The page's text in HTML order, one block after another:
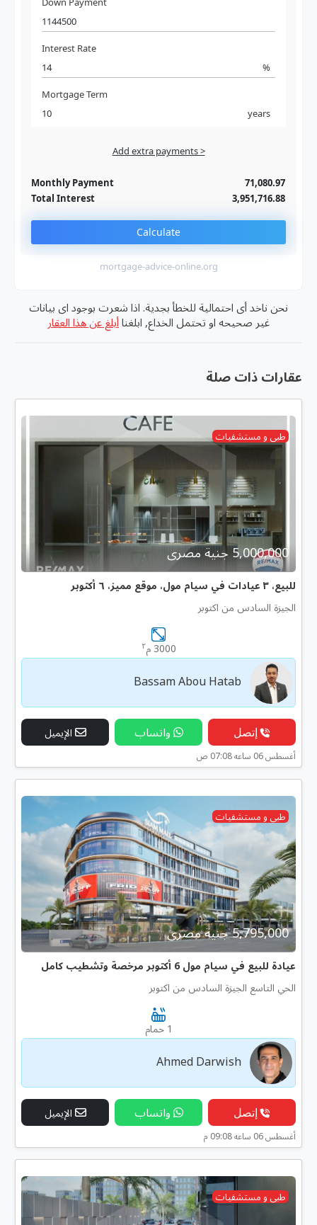
Interest Rate
%
Mortgage Term
years
Add extra payments >
Monthly Payment
71,080.97
Total Interest
3,951,716.88
Calculate
mortgage-advice-online.org
نحن ناخد أى احتمالية للخطأ بجدية. اذا شعرت بوجود اى بيانات
غير صحيحه او تحتمل الخداع, ابلغنا أبلغ عن هذا العقار
عقارات ذات صلة
طبى و مستشفيات
5,000,000 جنية مصرى
للبيع، ٣ عيادات في سيام مول، موقع مميز، ٦ أكتوبر
الجيزة السادس من اكتوبر
3000 م ٢
Bassam Abou Hatab
إتصل واتساب الإيميل
أغسطس 06 ساعه 07:08 ص
طبى و مستشفيات
5,795,000 جنية مصرى
عيادة للبيع في سيام مول 6 أكتوبر مرخصة وتشطيب كامل
الحي التاسع الجيزة السادس من اكتوبر
1 حمام
Ahmed Darwish
إتصل واتساب الإيميل
أغسطس 06 ساعه 09:08 م
طبى و مستشفيات